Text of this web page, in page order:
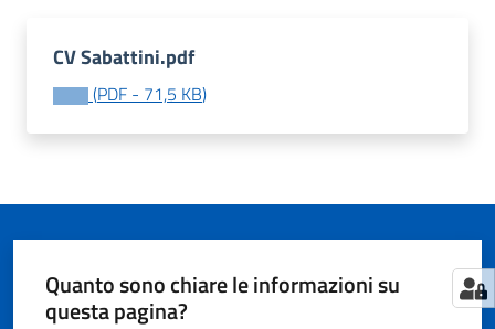
Tutti
gli
CV Sabattini.pdf
(PDF - 71,5 KB)
Quanto sono chiare le informazioni su
questa pagina?